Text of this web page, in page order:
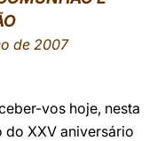
de 2007
vos hoje, nesta
do XXV aniversário